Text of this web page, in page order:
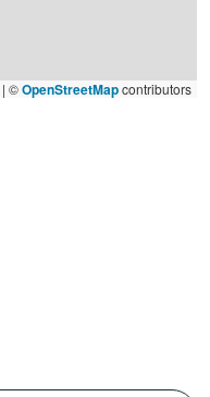
| ©OpenStreetMapcontributors